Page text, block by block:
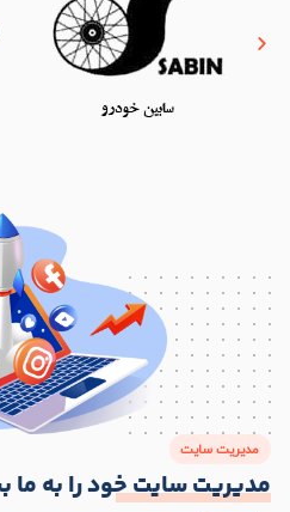
مدیریت سایت
مدیریت سایتخود را به ما